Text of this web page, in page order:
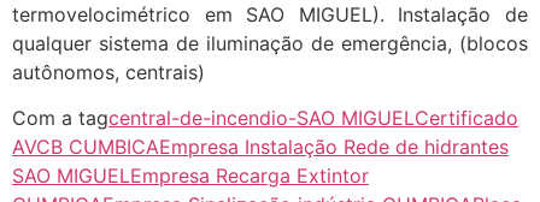
termovelocimétrico em SAO MIGUEL). Instalação de
qualquer sistema de iluminação de emergência, (blocos
autônomos, centrais)
Com a tagcentral-de-incendio-SAO MIGUELCertificado
AVCB CUMBICAEmpresa Instalação Rede de hidrantes
SAO MIGUELEmpresa Recarga Extintor